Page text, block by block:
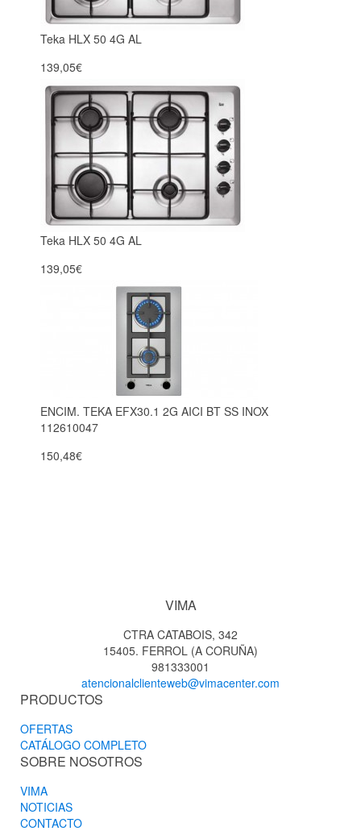
Teka HLX 50 4G AL
139,05€
Teka HLX 50 4G AL
139,05€
ENCIM. TEKA EFX30.1 2G AICI BT SS INOX
112610047
150,48€
VIMA
CTRA CATABOIS, 342
15405. FERROL (A CORUÑA)
981333001
atencionalclienteweb@vimacenter.com
PRODUCTOS
OFERTAS
CATÁLOGO COMPLETO
SOBRE NOSOTROS
VIMA
NOTICIAS
CONTACTO